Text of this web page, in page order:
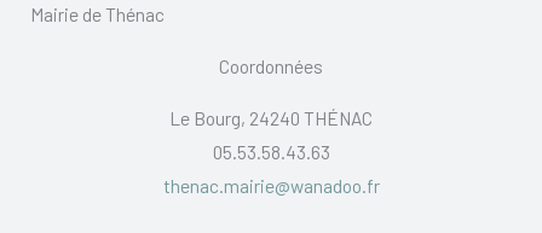
Mairie de Thénac
Coordonnées
Le Bourg, 24240 THÉNAC
05.53.58.43.63
thenac.mairie@wanadoo.fr